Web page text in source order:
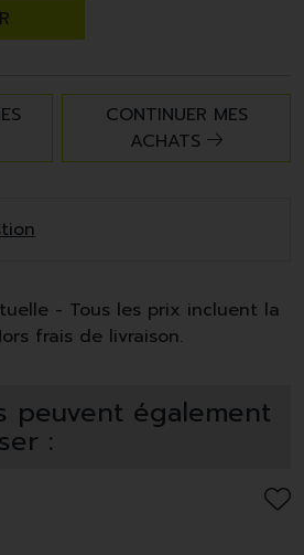
CONTINUER MES
ACHATS
- Tous les prix incluent la
frais de livraison.
peuvent également
: